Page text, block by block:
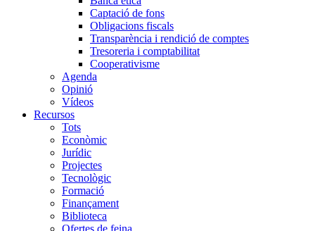
Captació de fons
Obligacions fiscals
Transparència i rendició de comptes
Tresoreria i comptabilitat
Cooperativisme
Agenda
Opinió
Vídeos
Recursos
Tots
Econòmic
Jurídic
Projectes
Tecnològic
Formació
Finançament
Biblioteca
Ofertes de feina